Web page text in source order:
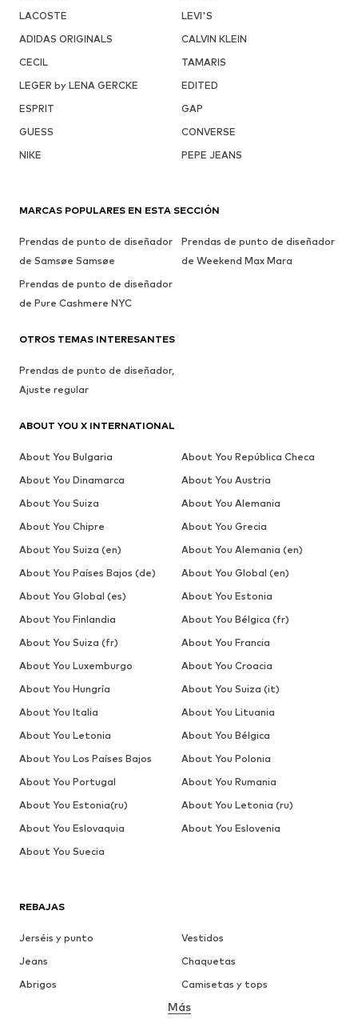
LACOSTE
LEVI'S
ADIDAS ORIGINALS
CALVIN KLEIN
CECIL
TAMARIS
LEGER by LENA GERCKE
EDITED
ESPRIT
GAP
GUESS
CONVERSE
NIKE
PEPE JEANS
REBAJAS
Jerséis y punto
Vestidos
Jeans
Chaquetas
Abrigos
Camisetas y tops
Ropa interior
Más
MARCAS POPULARES EN ESTA SECCIÓN
Prendas de punto de diseñador
de Samsøe Samsøe
Prendas de punto de diseñador
de Weekend Max Mara
Prendas de punto de diseñador
de Pure Cashmere NYC
OTROS TEMAS INTERESANTES
Prendas de punto de diseñador,
Ajuste regular
ABOUT YOU X INTERNATIONAL
About You Bulgaria
About You República Checa
About You Dinamarca
About You Austria
About You Suiza
About You Alemania
About You Chipre
About You Grecia
About You Suiza (en)
About You Alemania (en)
About You Países Bajos (de)
About You Global (en)
About You Global (es)
About You Estonia
About You Finlandia
About You Bélgica (fr)
About You Suiza (fr)
About You Francia
About You Luxemburgo
About You Croacia
About You Hungría
About You Suiza (it)
About You Italia
About You Lituania
About You Letonia
About You Bélgica
About You Los Países Bajos
About You Polonia
About You Portugal
About You Rumania
About You Estonia(ru)
About You Letonia (ru)
About You Eslovaquia
About You Eslovenia
About You Suecia